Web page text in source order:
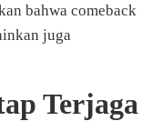
bahwa comeback
juga
Terjaga